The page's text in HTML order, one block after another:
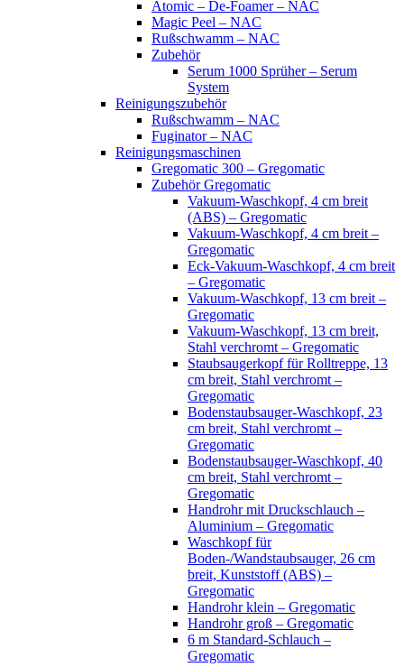
Atomic – De-Foamer – NAC
Magic Peel – NAC
Rußschwamm – NAC
Zubehör
Serum 1000 Sprüher – Serum
System
Reinigungszubehör
Rußschwamm – NAC
Fuginator – NAC
Reinigungsmaschinen
Gregomatic 300 – Gregomatic
Zubehör Gregomatic
Vakuum-Waschkopf, 4 cm breit
(ABS) – Gregomatic
Vakuum-Waschkopf, 4 cm breit –
Gregomatic
Eck-Vakuum-Waschkopf, 4 cm breit
– Gregomatic
Vakuum-Waschkopf, 13 cm breit –
Gregomatic
Vakuum-Waschkopf, 13 cm breit,
Stahl verchromt – Gregomatic
Staubsaugerkopf für Rolltreppe, 13
cm breit, Stahl verchromt –
Gregomatic
Bodenstaubsauger-Waschkopf, 23
cm breit, Stahl verchromt –
Gregomatic
Bodenstaubsauger-Waschkopf, 40
cm breit, Stahl verchromt –
Gregomatic
Handrohr mit Druckschlauch –
Aluminium – Gregomatic
Waschkopf für
Boden-/Wandstaubsauger, 26 cm
breit, Kunststoff (ABS) –
Gregomatic
Handrohr klein – Gregomatic
Handrohr groß – Gregomatic
6 m Standard-Schlauch –
Gregomatic